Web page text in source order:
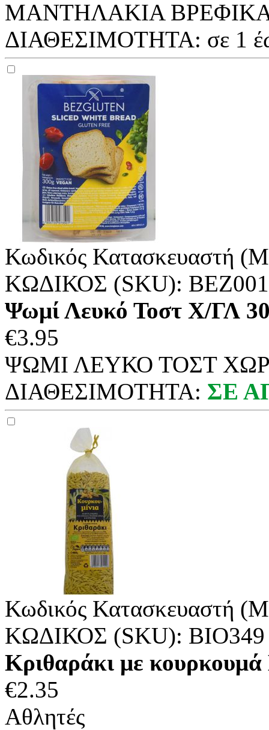
ΜΑΝΤΗΛΑΚΙΑ
ΔΙΑΘΕΣΙΜΟΤΗΤΑ: σε 1
Κωδικός Κατασκευαστή
ΚΩΔΙΚΟΣ (SKU): ΒΕΖ001
Ψωμί Λευκό Τοστ Χ/ΓΛ
€3.95
ΨΩΜΙ ΛΕΥΚΟ ΤΟΣΤ
ΔΙΑΘΕΣΙΜΟΤΗΤΑ: ΣΕ
Κωδικός Κατασκευαστή
ΚΩΔΙΚΟΣ (SKU): ΒΙΟ349
Κριθαράκι με
€2.35
Αθλητές